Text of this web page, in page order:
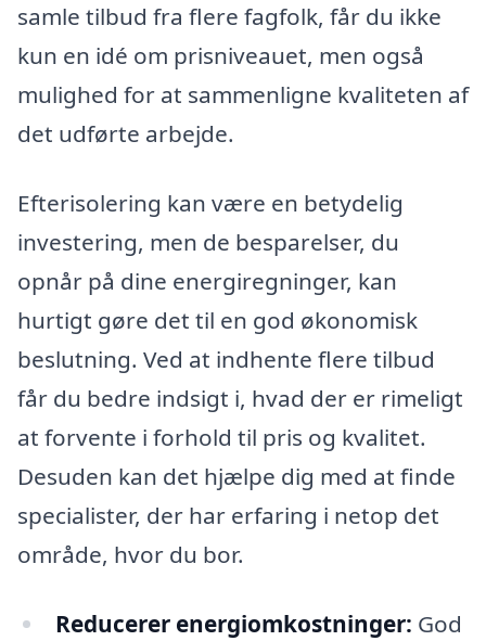
samle tilbud fra flere fagfolk, får du ikke
kun en idé om prisniveauet, men også
mulighed for at sammenligne kvaliteten af
det udførte arbejde.
Efterisolering kan være en betydelig
investering, men de besparelser, du
opnår på dine energiregninger, kan
hurtigt gøre det til en god økonomisk
beslutning. Ved at indhente flere tilbud
får du bedre indsigt i, hvad der er rimeligt
at forvente i forhold til pris og kvalitet.
Desuden kan det hjælpe dig med at finde
specialister, der har erfaring i netop det
område, hvor du bor.
Reducerer energiomkostninger: God